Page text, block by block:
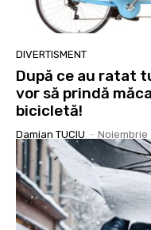
DIVERTISMENT
După ce au ratat
vor să prindă
bicicletă!
Damian TUCIU - Noiembrie